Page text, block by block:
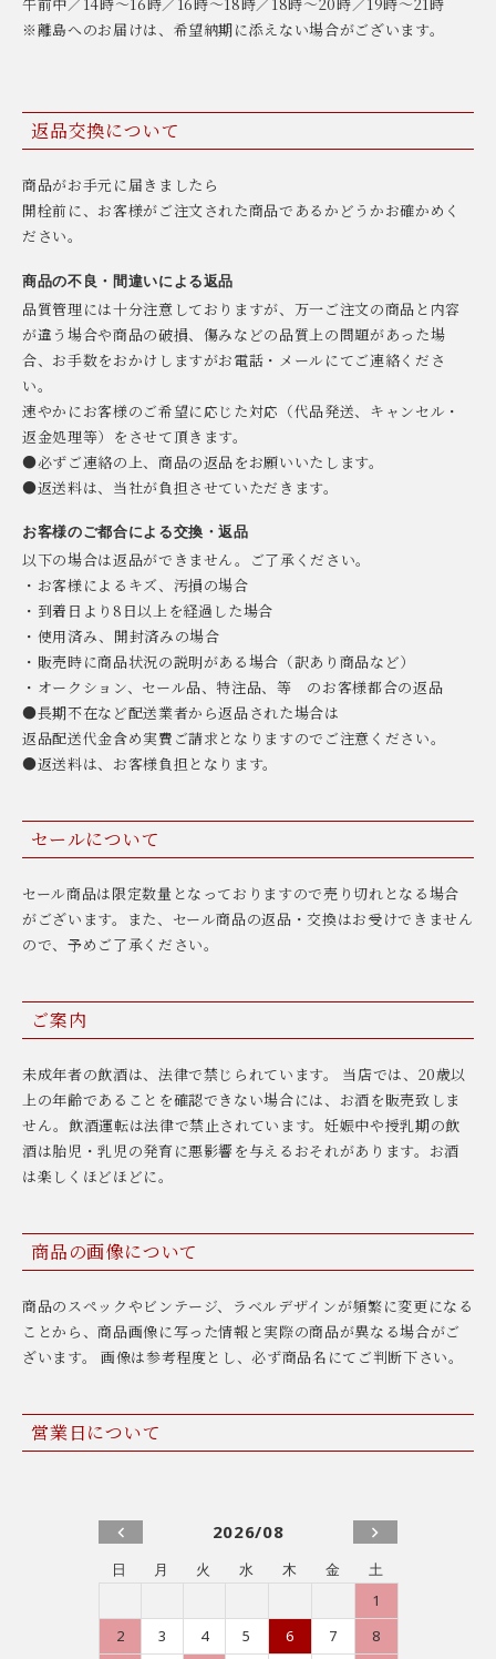
午前中／14時〜16時／16時〜18時／18時〜20時／19時〜21時
※離島へのお届けは、希望納期に添えない場合がございます。
返品交換について
商品がお手元に届きましたら
開栓前に、お客様がご注文された商品であるかどうかお確かめく
ださい。
商品の不良・間違いによる返品
品質管理には十分注意しておりますが、万一ご注文の商品と内容
が違う場合や商品の破損、傷みなどの品質上の問題があった場
合、お手数をおかけしますがお電話・メールにてご連絡くださ
い。
速やかにお客様のご希望に応じた対応（代品発送、キャンセル・
返金処理等）をさせて頂きます。
●必ずご連絡の上、商品の返品をお願いいたします。
●返送料は、当社が負担させていただきます。
お客様のご都合による交換・返品
以下の場合は返品ができません。ご了承ください。
・お客様によるキズ、汚損の場合
・到着日より8日以上を経過した場合
・使用済み、開封済みの場合
・販売時に商品状況の説明がある場合（訳あり商品など）
・オークション、セール品、特注品、等 のお客様都合の返品
●長期不在など配送業者から返品された場合は
返品配送代金含め実費ご請求となりますのでご注意ください。
●返送料は、お客様負担となります。
セールについて
セール商品は限定数量となっておりますので売り切れとなる場合
がございます。また、セール商品の返品・交換はお受けできません
ので、予めご了承ください。
ご案内
未成年者の飲酒は、法律で禁じられています。 当店では、20歳以
上の年齢であることを確認できない場合には、お酒を販売致しま
せん。飲酒運転は法律で禁止されています。妊娠中や授乳期の飲
酒は胎児・乳児の発育に悪影響を与えるおそれがあります。お酒
は楽しくほどほどに。
商品の画像について
商品のスペックやビンテージ、ラベルデザインが頻繁に変更になる
ことから、商品画像に写った情報と実際の商品が異なる場合がご
ざいます。 画像は参考程度とし、必ず商品名にてご判断下さい。
営業日について
2026/08
日 月 火 水 木 金
土
1
2
3 4 5 6 7
8